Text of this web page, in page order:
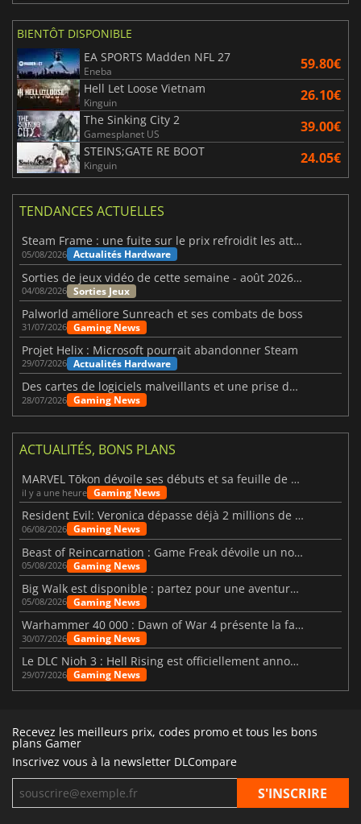
BIENTÔT DISPONIBLE
EA SPORTS Madden NFL 27
Eneba 59.80€
Hell Let Loose Vietnam
Kinguin 26.10€
The Sinking City 2
Gamesplanet US 39.00€
STEINS;GATE RE BOOT
Kinguin 24.05€
TENDANCES ACTUELLES
Steam Frame : une fuite sur le prix refroidit les attentes VR
05/08/2026 Actualités Hardware
Sorties de jeux vidéo de cette semaine - août 2026 (semaine 32)
04/08/2026 Sorties Jeux
Palworld améliore Sunreach et ses combats de boss
31/07/2026 Gaming News
Projet Helix : Microsoft pourrait abandonner Steam
29/07/2026 Actualités Hardware
Des cartes de logiciels malveillants et une prise de contrôle de Discord ont touché Meccha Chameleon
28/07/2026 Gaming News
ACTUALITÉS, BONS PLANS
MARVEL Tōkon dévoile ses débuts et sa feuille de route
il y a une heure Gaming News
Resident Evil: Veronica dépasse déjà 2 millions de wishlists
06/08/2026 Gaming News
Beast of Reincarnation : Game Freak dévoile un nouveau pari
05/08/2026 Gaming News
Big Walk est disponible : partez pour une aventure entre amis
05/08/2026 Gaming News
Warhammer 40 000 : Dawn of War 4 présente la faction des Nécrons
30/07/2026 Gaming News
Le DLC Nioh 3 : Hell Rising est officiellement annoncé
29/07/2026 Gaming News
Recevez les meilleurs prix, codes promo et tous les bons
plans Gamer
Inscrivez vous à la newsletter DLCompare